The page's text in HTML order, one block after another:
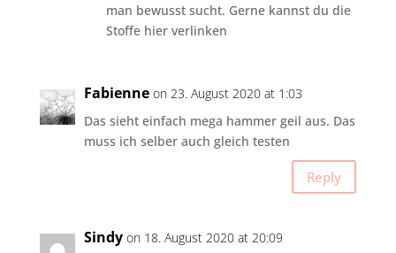
man bewusst sucht. Gerne kannst du die
Stoffe hier verlinken
Fabienne on 23. August 2020 at 1:03
Das sieht einfach mega hammer geil aus. Das
muss ich selber auch gleich testen
Reply
Sindy on 18. August 2020 at 20:09